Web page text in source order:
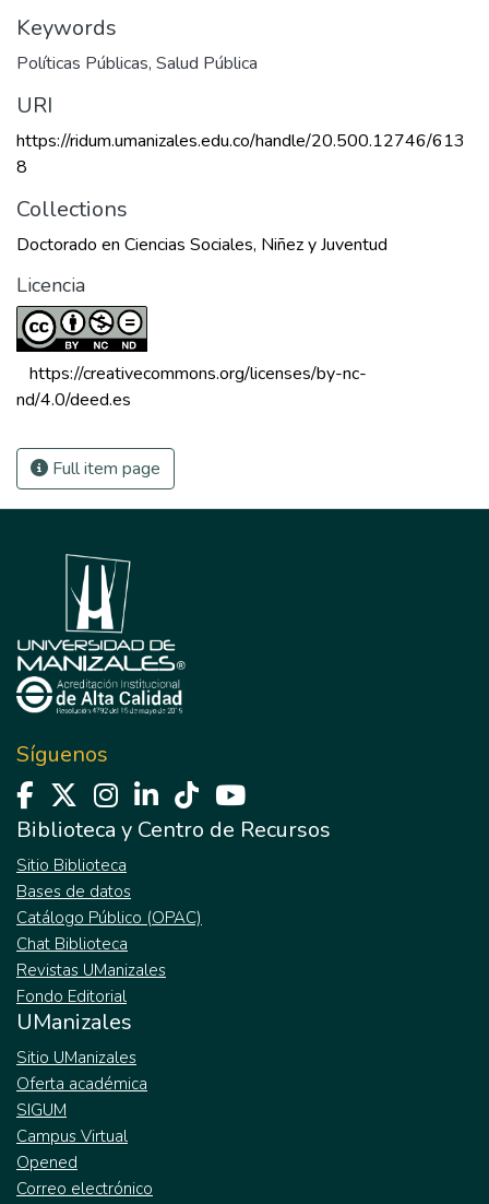
Keywords
Políticas Públicas, Salud Pública
URI
https://ridum.umanizales.edu.co/handle/20.500.12746/613
8
Collections
Doctorado en Ciencias Sociales, Niñez y Juventud
Licencia
https://creativecommons.org/licenses/by-nc-
nd/4.0/deed.es
Full item page
Síguenos
Biblioteca y Centro de Recursos
Sitio Biblioteca
Bases de datos
Catálogo Público (OPAC)
Chat Biblioteca
Revistas UManizales
Fondo Editorial
UManizales
Sitio UManizales
Oferta académica
SIGUM
Campus Virtual
Opened
Correo electrónico